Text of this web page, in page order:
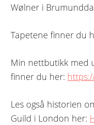
Wølner i
Tapetene finner du
Min nettbutikk med
finner du her:
Les også historien
Guild i London her: